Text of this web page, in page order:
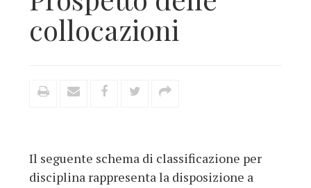
collocazioni
Il seguente schema di classificazione per
disciplina rappresenta la disposizione a